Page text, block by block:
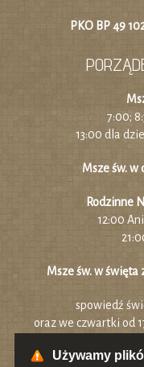
PKO BP 49
7:00;
13:00 dla
Msze św. w
Rodzinne
12:00
Msze św. w święta
spowiedź
oraz we czwartki od
Używamy